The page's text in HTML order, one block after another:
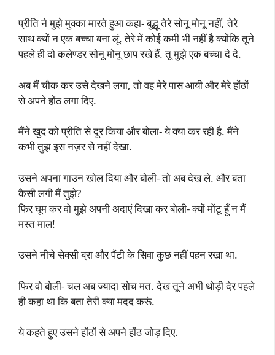
प्रीति ने मुझे मुक्का मारते हुआ कहा- बुद्धू तेरे सोनू मोनू नहीं, तेरे
साथ क्यों न एक बच्चा बना लूं. तेरे में कोई कमी भी नहीं है क्योंकि तूने
पहले ही दो कलेण्डर सोनू मोनू छाप रखे हैं. तू मुझे एक बच्चा दे दे.
अब मैं चौक कर उसे देखने लगा, तो वह मेरे पास आयी और मेरे होंठों
से अपने होंठ लगा दिए.
मैंने खुद को प्रीति से दूर किया और बोला- ये क्या कर रही है. मैंने
कभी तुझ इस नज़र से नहीं देखा.
उसने अपना गाउन खोल दिया और बोली- तो अब देख ले. और बता
कैसी लगी मैं तुझे?
फिर घूम कर वो मुझे अपनी अदाएं दिखा कर बोली- क्यों मोंटू हूँ न मैं
मस्त माल!
उसने नीचे सेक्सी ब्रा और पैंटी के सिवा कुछ नहीं पहन रखा था.
फिर वो बोली- चल अब ज्यादा सोच मत. देख तूने अभी थोड़ी देर पहले
ही कहा था कि बता तेरी क्या मदद करूं.
ये कहते हुए उसने होंठों से अपने होंठ जोड़ दिए.